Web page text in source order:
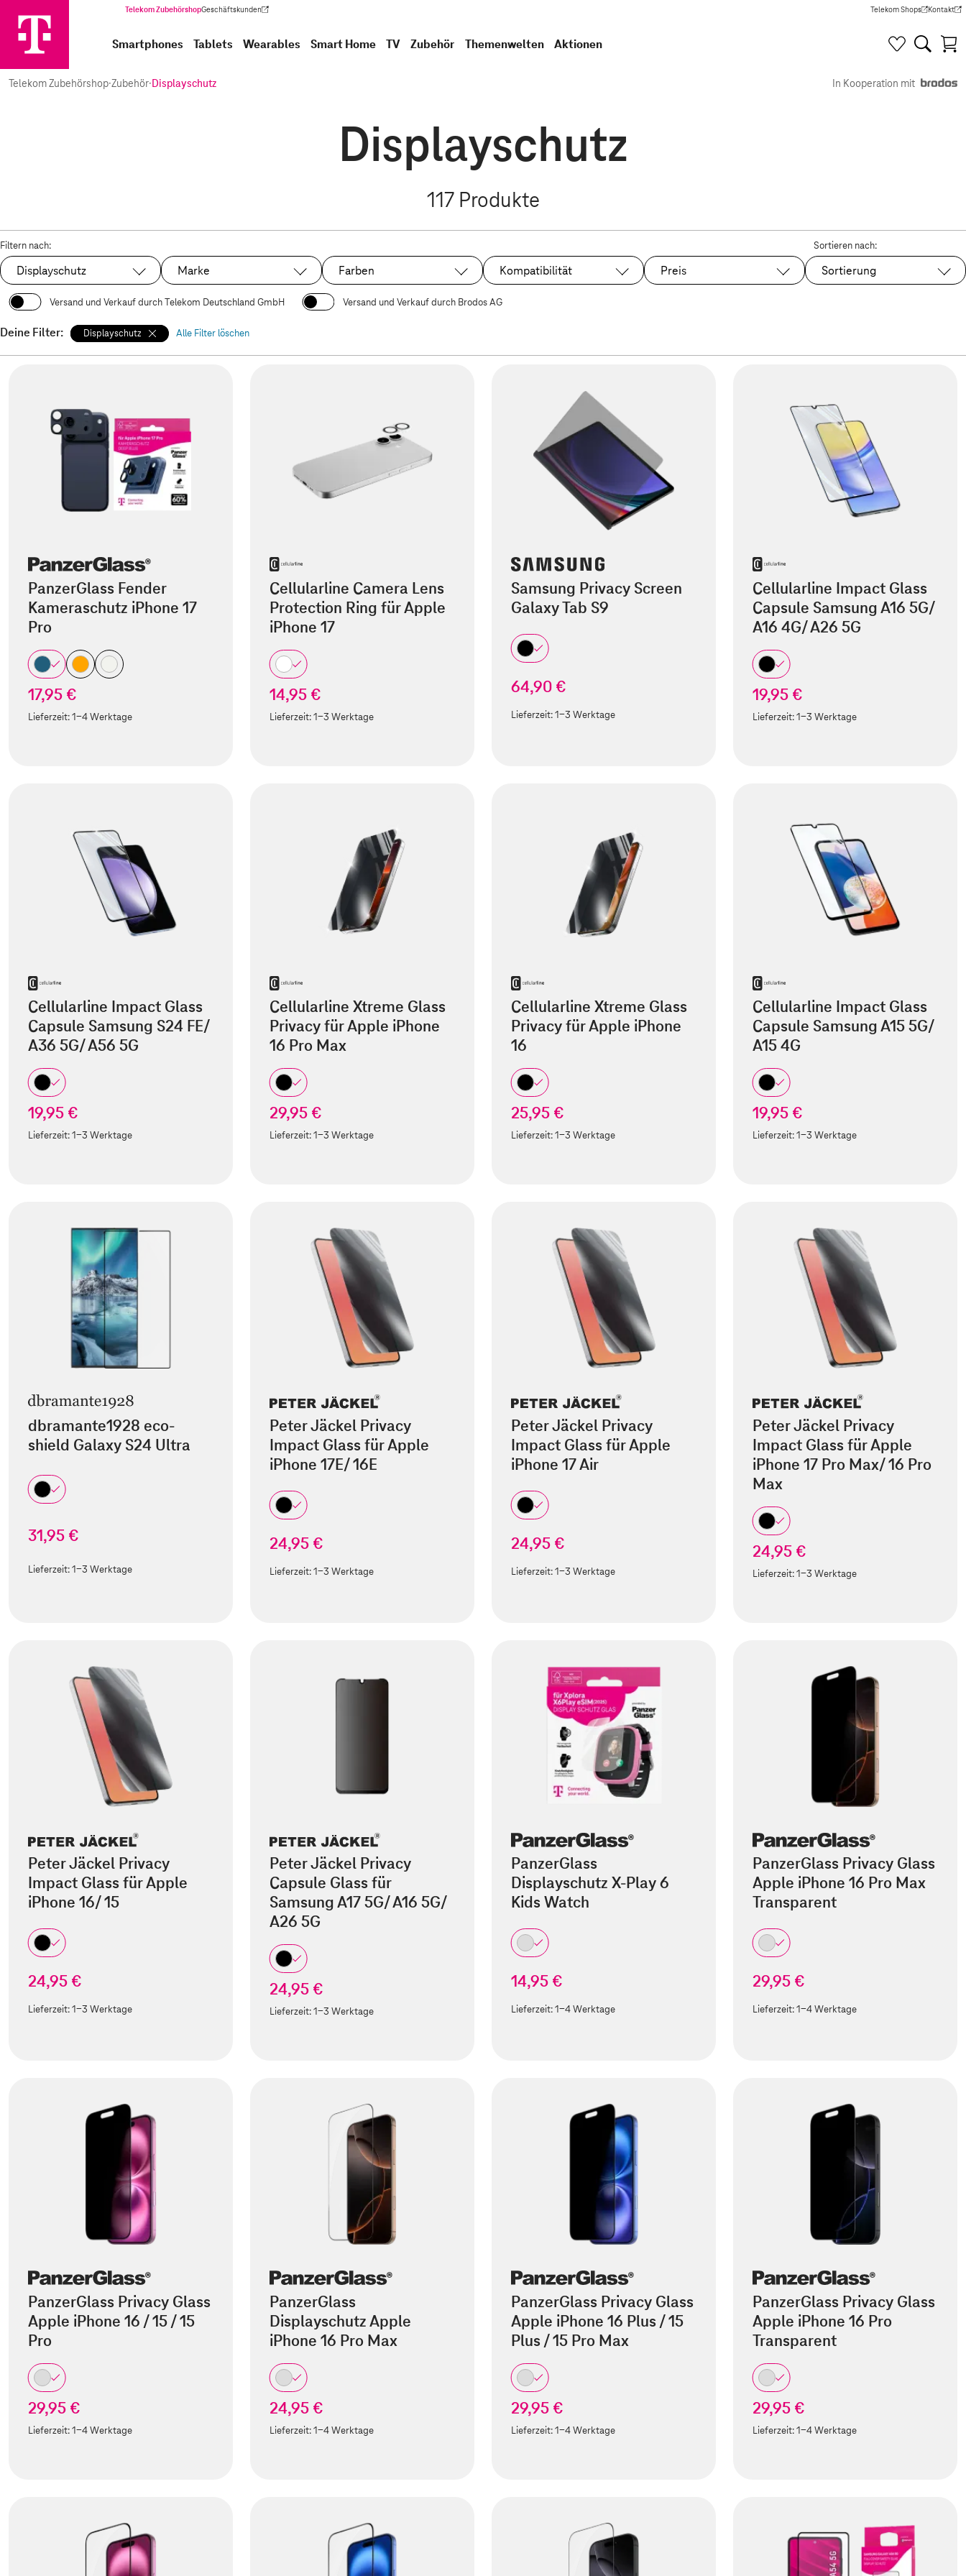
Telekom ZubehörshopGeschäftskunden
(Wird in einem neuen Tab geöffnet) Telekom Shops
(Wird in einem neuen Tab
Kontakt
(Wird in
Smartphones Tablets Wearables Smart Home TV Zubehör Themenwelten Aktionen
Telekom Zubehörshop·Zubehör·Displayschutz In Kooperation mit
Displayschutz
117 Produkte
Filtern nach:
Ausgewählt:
Displayschutz Marke Farben Kompatibilität Preis
Sortieren nach:
Sortierung
Versand und Verkauf durch Telekom Deutschland GmbH Versand und Verkauf durch Brodos AG
Deine Filter: Displayschutz Alle Filter löschen
PanzerGlass Fender
Kameraschutz iPhone 17
Pro
17,95 €
Lieferzeit:1-4 Werktage
Cellularline Camera Lens
Protection Ring für Apple
iPhone 17
14,95 €
Lieferzeit:1-3 Werktage
Samsung Privacy Screen
Galaxy Tab S9
64,90 €
Lieferzeit:1-3 Werktage
Cellularline Impact Glass
Capsule Samsung A16 5G/
A16 4G/ A26 5G
19,95 €
Lieferzeit:1-3 Werktage
Cellularline Impact Glass
Capsule Samsung S24 FE/
A36 5G/ A56 5G
19,95 €
Lieferzeit:1-3 Werktage
Cellularline Xtreme Glass
Privacy für Apple iPhone
16 Pro Max
29,95 €
Lieferzeit:1-3 Werktage
Cellularline Xtreme Glass
Privacy für Apple iPhone
16
25,95 €
Lieferzeit:1-3 Werktage
Cellularline Impact Glass
Capsule Samsung A15 5G/
A15 4G
19,95 €
Lieferzeit:1-3 Werktage
dbramante1928 eco-
shield Galaxy S24 Ultra
31,95 €
Lieferzeit:1-3 Werktage
Peter Jäckel Privacy
Impact Glass für Apple
iPhone 17E/ 16E
24,95 €
Lieferzeit:1-3 Werktage
Peter Jäckel Privacy
Impact Glass für Apple
iPhone 17 Air
24,95 €
Lieferzeit:1-3 Werktage
Peter Jäckel Privacy
Impact Glass für Apple
iPhone 17 Pro Max/ 16 Pro
Max
24,95 €
Lieferzeit:1-3 Werktage
Peter Jäckel Privacy
Impact Glass für Apple
iPhone 16/ 15
24,95 €
Lieferzeit:1-3 Werktage
Peter Jäckel Privacy
Capsule Glass für
Samsung A17 5G/ A16 5G/
A26 5G
24,95 €
Lieferzeit:1-3 Werktage
PanzerGlass
Displayschutz X-Play 6
Kids Watch
14,95 €
Lieferzeit:1-4 Werktage
PanzerGlass Privacy Glass
Apple iPhone 16 Pro Max
Transparent
29,95 €
Lieferzeit:1-4 Werktage
PanzerGlass Privacy Glass
Apple iPhone 16 / 15 / 15
Pro
29,95 €
Lieferzeit:1-4 Werktage
PanzerGlass
Displayschutz Apple
iPhone 16 Pro Max
24,95 €
Lieferzeit:1-4 Werktage
PanzerGlass Privacy Glass
Apple iPhone 16 Plus / 15
Plus / 15 Pro Max
29,95 €
Lieferzeit:1-4 Werktage
PanzerGlass Privacy Glass
Apple iPhone 16 Pro
Transparent
29,95 €
Lieferzeit:1-4 Werktage